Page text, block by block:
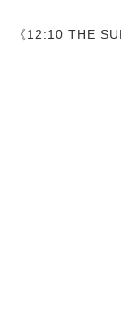
《12:10 THE